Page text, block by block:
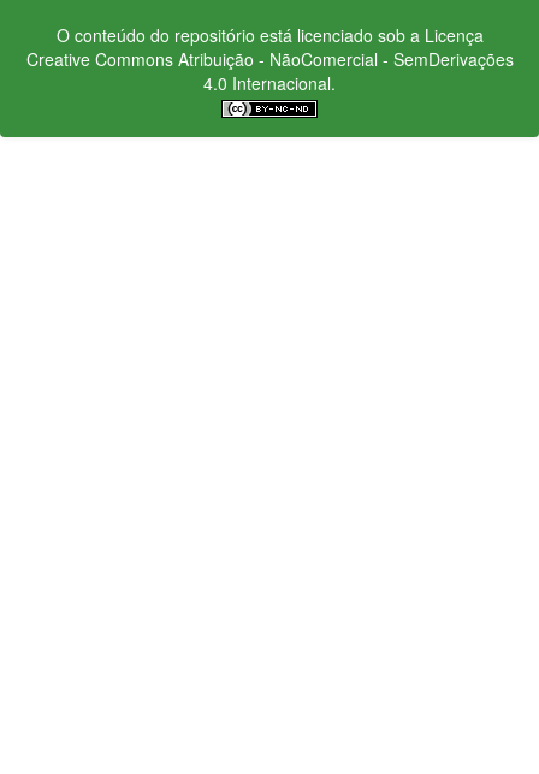
O conteúdo do repositório está licenciado sob a Licença
Creative CommonsAtribuição - NãoComercial - SemDerivações
4.0 Internacional.